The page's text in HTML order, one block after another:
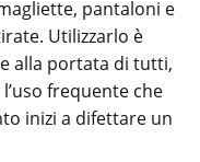
pantaloni e
Utilizzarlo è
alla portata di tutti,
frequente che
inizi a difettare un